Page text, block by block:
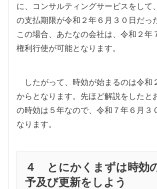
に、コンサルティングサービスをして
の支払期限が令和２年６月３０日だっ
この場合、あたなの会社は、令和２年
権利行使が可能となります。
したがって、時効が始まるのは令和
からとなります。先ほど解説をしたと
の時効は５年なので、令和７年６月３
なります。
４ とにかくまずは 時効
予及び更新をしよう